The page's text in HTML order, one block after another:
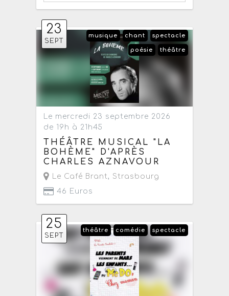
23
SEPT
spectacle
chant
musique
théâtre
poésie
Le mercredi 23 septembre 2026
de 19h à 21h45
THÉÂTRE MUSICAL "LA
BOHÈME" D'APRÈS
CHARLES AZNAVOUR
Le Café Brant, Strasbourg
46 Euros
25
SEPT
spectacle
comédie
théâtre